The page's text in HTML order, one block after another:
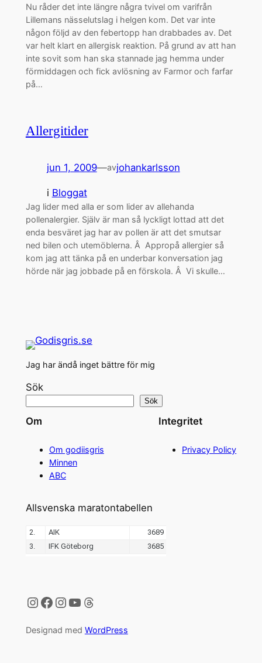
Nu råder det inte längre några tvivel om varifrån
Lillemans nässelutslag i helgen kom. Det var inte
någon följd av den febertopp han drabbades av. Det
var helt klart en allergisk reaktion. På grund av att han
inte sovit som han ska stannade jag hemma under
förmiddagen och fick avlösning av Farmor och farfar
på…
Allergitider
jun 1, 2009—avjohankarlsson
i Bloggat
Jag lider med alla er som lider av allehanda
pollenalergier. Själv är man så lyckligt lottad att det
enda besväret jag har av pollen är att det smutsar
ned bilen och utemöblerna. Â Appropå allergier så
kom jag att tänka på en underbar konversation jag
hörde när jag jobbade på en förskola. Â Vi skulle…
Jag har ändå inget bättre för mig
Sök
Sök
Om
Om godiisgris
Minnen
ABC
Integritet
Privacy Policy
Allsvenska maratontabellen
Instagram
Facebook
Instagram
YouTube
Threads
Designad med WordPress